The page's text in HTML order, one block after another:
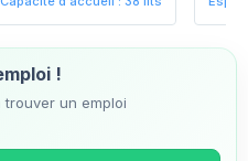
!
trouver un emploi